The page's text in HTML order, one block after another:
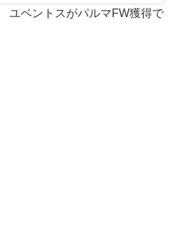
ユベントスがパルマFW獲得で